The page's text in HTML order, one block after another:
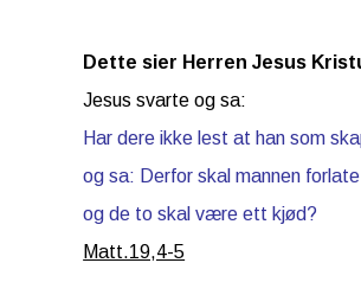
Dette sier Herren Jesus
Jesus svarte og sa:
Har dere ikke lest at han som
og sa: Derfor skal mannen
og de to skal være ett kjød?
Matt.19,4-5